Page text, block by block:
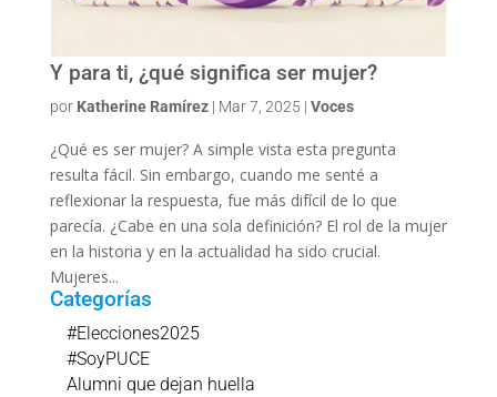
Y para ti, ¿qué significa ser mujer?
por Katherine Ramírez| Mar 7, 2025 | Voces
¿Qué es ser mujer? A simple vista esta pregunta
resulta fácil. Sin embargo, cuando me senté a
reflexionar la respuesta, fue más difícil de lo que
parecía. ¿Cabe en una sola definición? El rol de la mujer
en la historia y en la actualidad ha sido crucial.
Mujeres...
Categorías
#Elecciones2025
#SoyPUCE
Alumni que dejan huella